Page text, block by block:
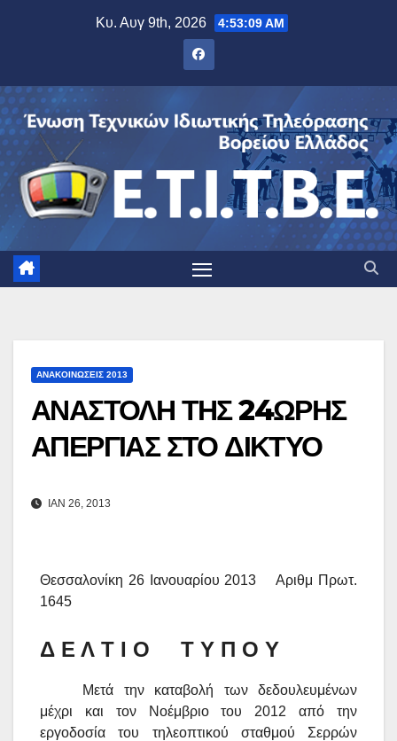
Κυ. Αυγ 9th, 2026 4:53:10 AM
ΑΝΑΚΟΙΝΏΣΕΙΣ 2013
ΑΝΑΣΤΟΛΗ ΤΗΣ 24ΩΡΗΣ
ΑΠΕΡΓΙΑΣ ΣΤΟ ΔΙΚΤΥΟ
ΙΑΝ 26, 2013
Θεσσαλονίκη 26 Ιανουαρίου 2013 Αριθμ Πρωτ.
1645
Δ Ε Λ Τ Ι Ο Τ Υ Π Ο Υ
Μετά την καταβολή των δεδουλευμένων
μέχρι και τον Νοέμβριο του 2012 από την
εργοδοσία του τηλεοπτικού σταθμού Σερρών